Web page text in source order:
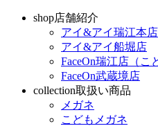
shop店舗紹介
アイ&アイ瑞江本店
アイ&アイ船堀店
FaceOn瑞江店（こ
FaceOn武蔵境店
collection取扱い商品
メガネ
こどもメガネ